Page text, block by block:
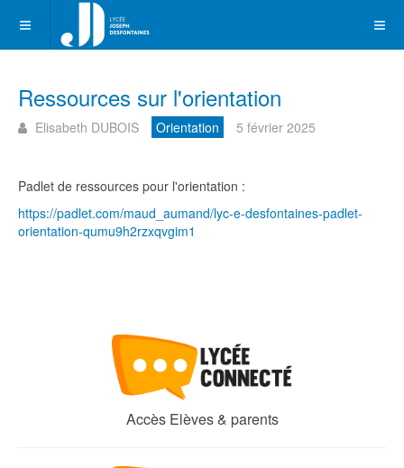
Ressources sur l'orientation
Elisabeth DUBOIS Orientation 5 février 2025
Padlet de ressources pour l'orientation :
https://padlet.com/maud_aumand/lyc-e-desfontaines-padlet-
orientation-qumu9h2rzxqvgim1
Accès Elèves & parents